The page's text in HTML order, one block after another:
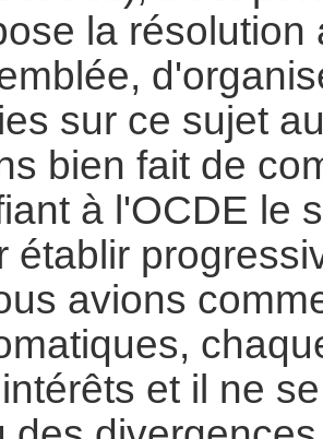
la résolution
sur ce sujet
bien fait de
à l'OCDE le
établir
avions
et il ne